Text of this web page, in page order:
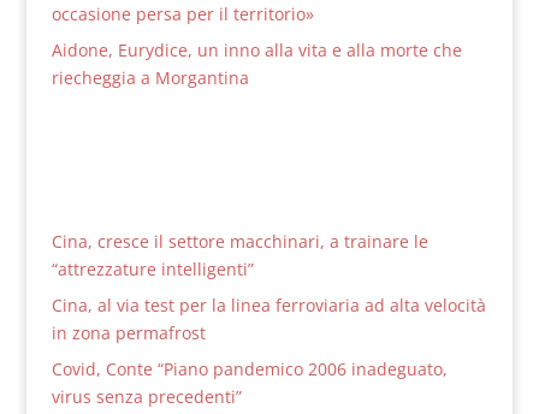
occasione persa per il territorio»
Aidone, Eurydice, un inno alla vita e alla morte che
riecheggia a Morgantina
Cina, cresce il settore macchinari, a trainare le
“attrezzature intelligenti”
Cina, al via test per la linea ferroviaria ad alta velocità
in zona permafrost
Covid, Conte “Piano pandemico 2006 inadeguato,
virus senza precedenti”